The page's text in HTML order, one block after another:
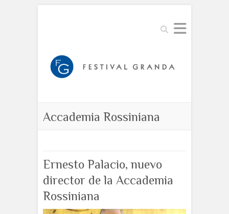
Buscar
Accademia Rossiniana
Ernesto Palacio, nuevo
director de la Accademia
Rossiniana